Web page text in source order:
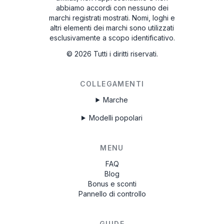
abbiamo accordi con nessuno dei
marchi registrati mostrati. Nomi, loghi e
altri elementi dei marchi sono utilizzati
esclusivamente a scopo identificativo.
© 2026 Tutti i diritti riservati.
COLLEGAMENTI
Marche
Modelli popolari
MENU
FAQ
Blog
Bonus e sconti
Pannello di controllo